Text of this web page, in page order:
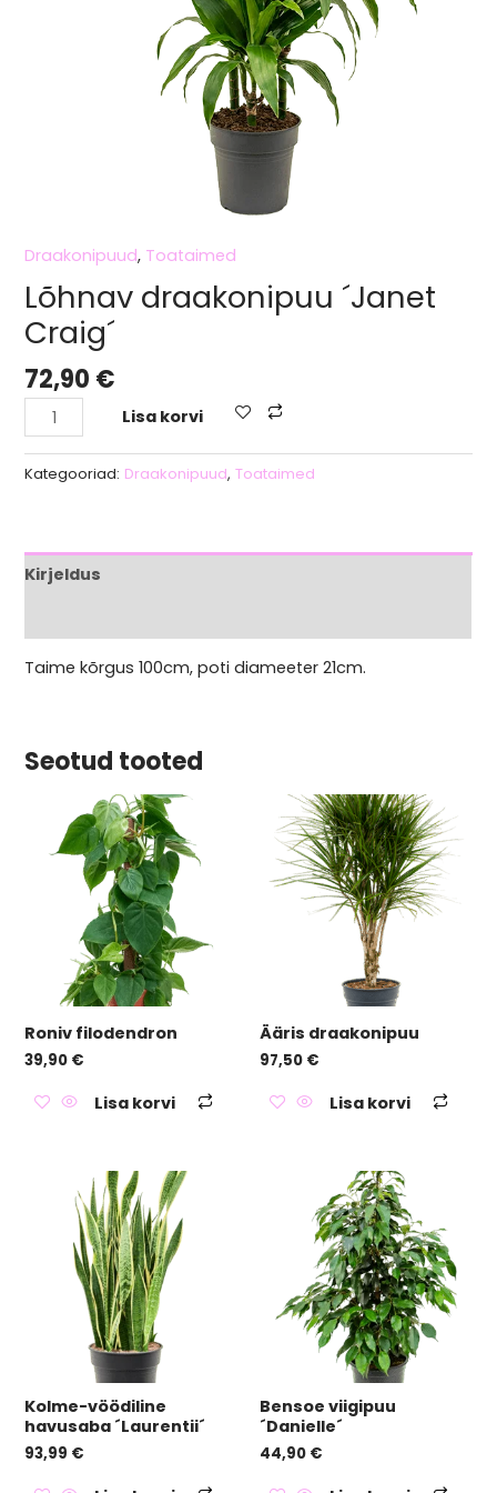
Draakonipuud, Toataimed
Lõhnav draakonipuu ´Janet
Craig´
72,90 €
Lisa korvi
Kategooriad: Draakonipuud,Toataimed
Kirjeldus
Taime kõrgus 100cm, poti diameeter 21cm.
Seotud tooted
Roniv filodendron
39,90 €
Lisa korvi
Ääris draakonipuu
97,50 €
Lisa korvi
Kolme-vöödiline
havusaba ´Laurentii´
93,99 €
Bensoe viigipuu
´Danielle´
44,90 €